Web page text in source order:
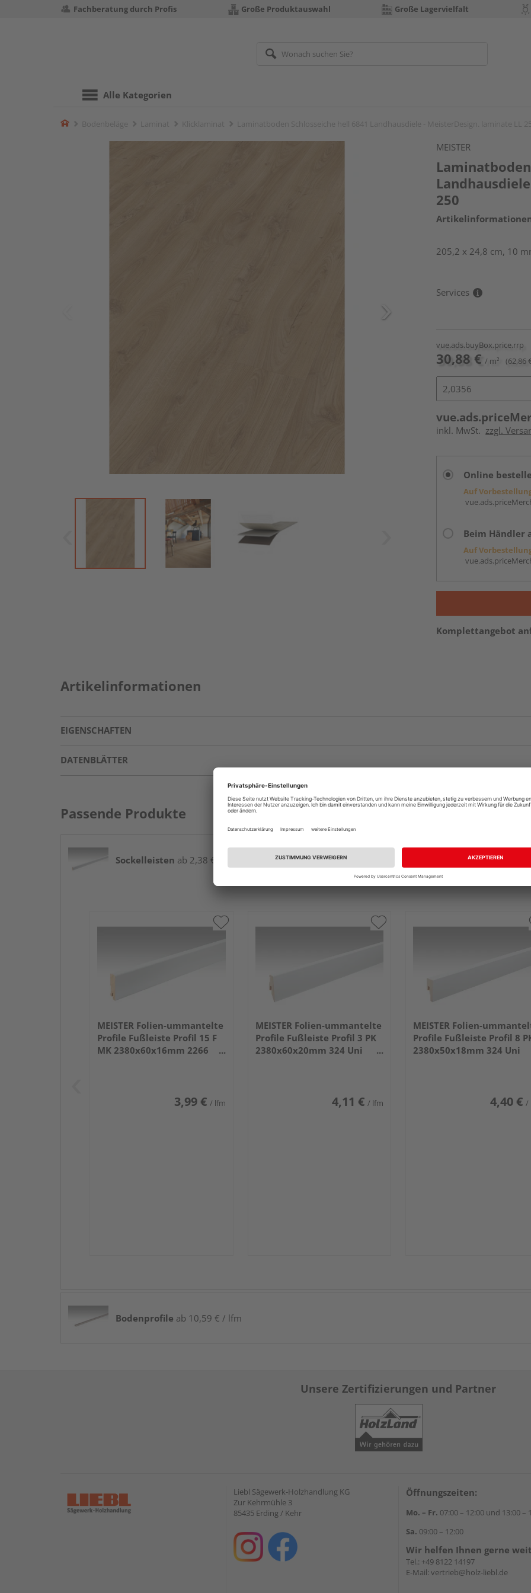
Fachberatung durch Profis Große Produktauswahl Große Lagervielfalt
Alle Kategorien
Home
MEISTER
250
205,2 x 24,8 cm, 10
Services
vue.ads.buyBox.price.rrp
30,88 € / m² (62,86
inkl. MwSt. zzgl.
Online
Auf
Beim Händler
Auf
Komplettangebot
Artikelinformationen
EIGENSCHAFTEN
DATENBLÄTTER
Passende Produkte
Sockelleisten ab 2,38 € / lfm
MEISTER Folien-ummantelte
Profile Fußleiste Profil 15 F
MK 2380x60x16mm 2266
3,99 € / lfm
MEISTER Folien-ummantelte
Profile Fußleiste Profil 3 PK
2380x60x20mm 324 Uni
4,11 € / lfm
MEISTER Folien-
Profile Fußleiste Profil 8
2380x50x18mm 324 Uni
4,40 € /
Bodenprofile ab 10,59 € / lfm
Unsere Zertifizierungen und Partner
Liebl Sägewerk-Holzhandlung KG
Zur Kehrmühle 3
85435 Erding / Kehr
Öffnungszeiten:
Mo. – Fr. 07:00 – 12:00 und 13:00 –
Sa. 09:00 – 12:00
Wir helfen Ihnen gerne
Tel.: +49 8122 14197
E-Mail: vertrieb@holz-liebl.de